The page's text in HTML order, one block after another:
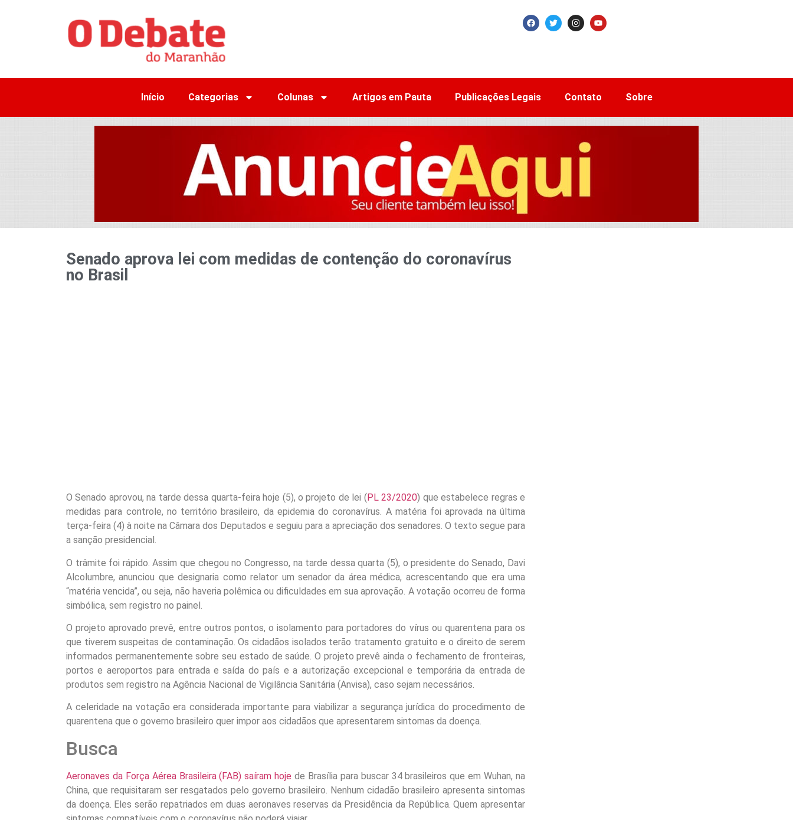
Início Categorias Colunas Artigos em Pauta Publicações Legais Contato Sobre
Senado aprova lei com medidas de contenção do coronavírus
no Brasil
O Senado aprovou, na tarde dessa quarta-feira hoje (5), o projeto de lei ( PL 23/2020) que estabelece regras e
medidas para controle, no território brasileiro, da epidemia do coronavírus. A matéria foi aprovada na última
terça-feira (4) à noite na Câmara dos Deputados e seguiu para a apreciação dos senadores. O texto segue para
a sanção presidencial.
O trâmite foi rápido. Assim que chegou no Congresso, na tarde dessa quarta (5), o presidente do Senado, Davi
Alcolumbre, anunciou que designaria como relator um senador da área médica, acrescentando que era uma
“matéria vencida”, ou seja, não haveria polêmica ou dificuldades em sua aprovação. A votação ocorreu de forma
simbólica, sem registro no painel.
O projeto aprovado prevê, entre outros pontos, o isolamento para portadores do vírus ou quarentena para os
que tiverem suspeitas de contaminação. Os cidadãos isolados terão tratamento gratuito e o direito de serem
informados permanentemente sobre seu estado de saúde. O projeto prevê ainda o fechamento de fronteiras,
portos e aeroportos para entrada e saída do país e a autorização excepcional e temporária da entrada de
produtos sem registro na Agência Nacional de Vigilância Sanitária (Anvisa), caso sejam necessários.
A celeridade na votação era considerada importante para viabilizar a segurança jurídica do procedimento de
quarentena que o governo brasileiro quer impor aos cidadãos que apresentarem sintomas da doença.
Busca
Aeronaves da Força Aérea Brasileira (FAB) saíram hoje de Brasília para buscar 34 brasileiros que em Wuhan, na
China, que requisitaram ser resgatados pelo governo brasileiro. Nenhum cidadão brasileiro apresenta sintomas
da doença. Eles serão repatriados em duas aeronaves reservas da Presidência da República. Quem apresentar